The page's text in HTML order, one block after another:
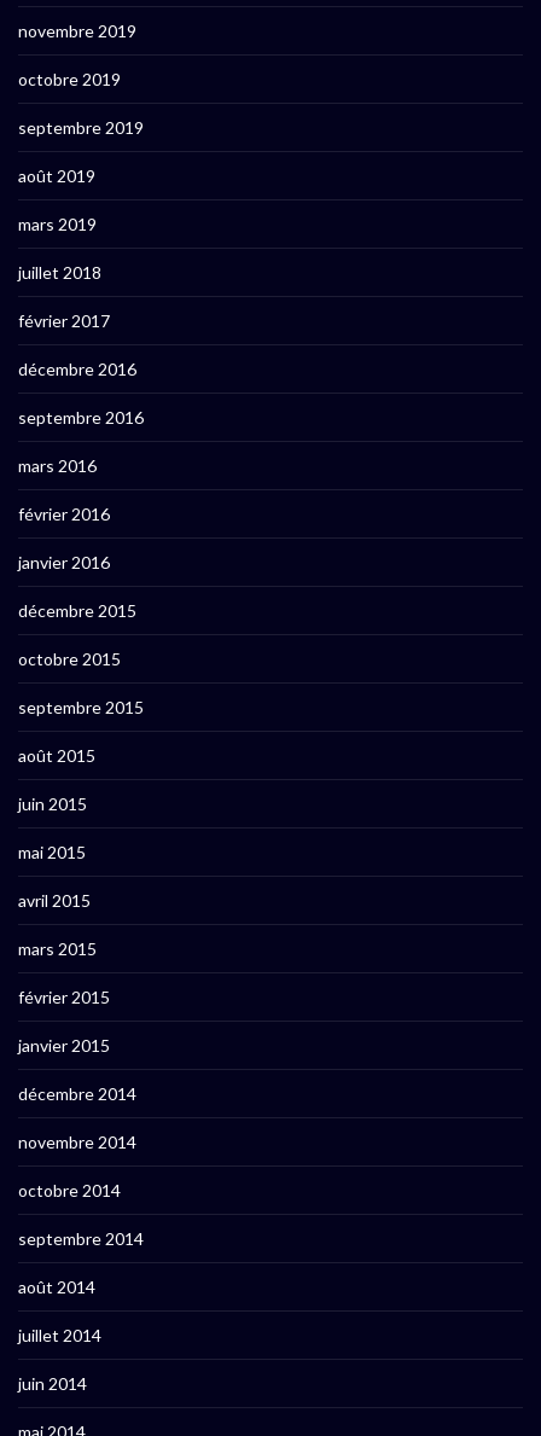
novembre 2019
octobre 2019
septembre 2019
août 2019
mars 2019
juillet 2018
février 2017
décembre 2016
septembre 2016
mars 2016
février 2016
janvier 2016
décembre 2015
octobre 2015
septembre 2015
août 2015
juin 2015
mai 2015
avril 2015
mars 2015
février 2015
janvier 2015
décembre 2014
novembre 2014
octobre 2014
septembre 2014
août 2014
juillet 2014
juin 2014